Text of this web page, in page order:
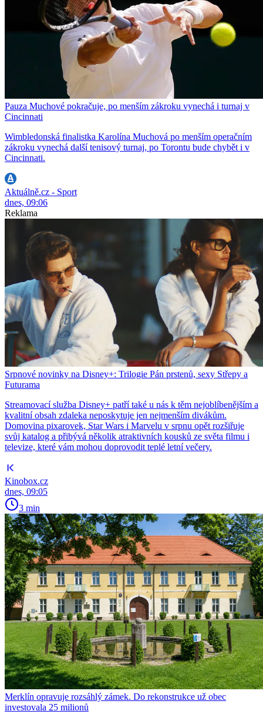
Pauza Muchové pokračuje, po menším zákroku vynechá i turnaj v
Cincinnati
Wimbledonská finalistka Karolína Muchová po menším operačním
zákroku vynechá další tenisový turnaj, po Torontu bude chybět i v
Cincinnati.
Aktuálně.cz - Sport
dnes, 09:06
Reklama
Srpnové novinky na Disney+: Trilogie Pán prstenů, sexy Střepy a
Futurama
Streamovací služba Disney+ patří také u nás k těm nejoblíbenějším a
kvalitní obsah zdaleka neposkytuje jen nejmenším divákům.
Domovina pixarovek, Star Wars i Marvelu v srpnu opět rozšiřuje
svůj katalog a přibývá několik atraktivních kousků ze světa filmu i
televize, které vám mohou doprovodit teplé letní večery.
Kinobox.cz
dnes, 09:05
3 min
Merklín opravuje rozsáhlý zámek. Do rekonstrukce už obec
investovala 25 milionů